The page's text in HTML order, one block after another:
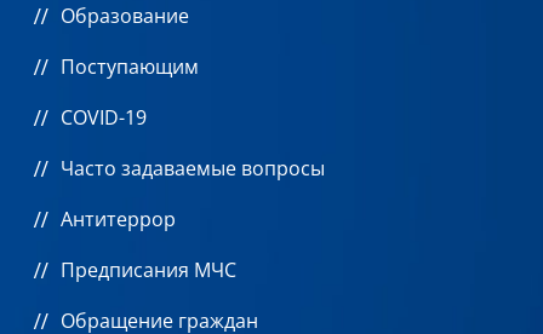
Образование
Поступающим
COVID-19
Часто задаваемые вопросы
Антитеррор
Предписания МЧС
Обращение граждан